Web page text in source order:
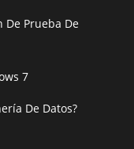
De Prueba De
7
De Datos?